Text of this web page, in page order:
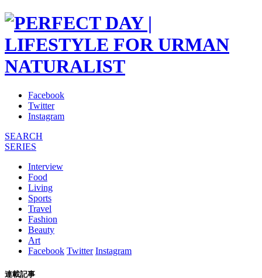
Facebook
Twitter
Instagram
SEARCH
SERIES
Interview
Food
Living
Sports
Travel
Fashion
Beauty
Art
Facebook Twitter Instagram
連載記事